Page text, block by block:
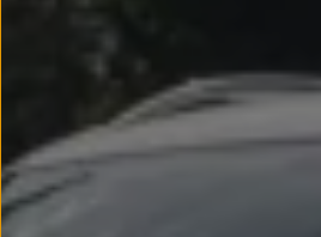
Suscripción de
Modelos anteriores
Beetle
Jetta